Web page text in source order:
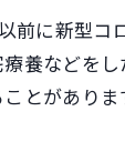
前に新型コ
養などを
とがありま